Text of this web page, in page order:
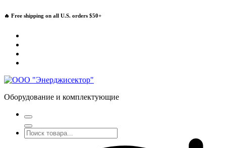
Перейти
содержимому
🔥 Free shipping on all U.S. orders $50+
Оборудование и комплектующие